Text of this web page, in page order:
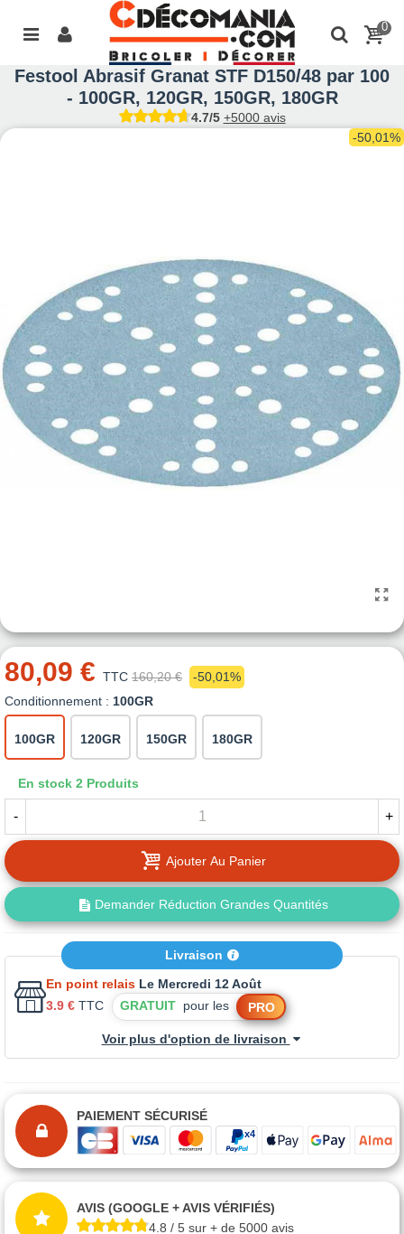
0
Festool Abrasif Granat STF D150/48 par 100
- 100GR, 120GR, 150GR, 180GR
4.7/5 +5000 avis
-50,01%
80,09 € TTC 160,20 €
-50,01%
Conditionnement : 100GR
100GR 120GR 150GR 180GR
En stock 2 Produits
- +
Ajouter Au Panier
Demander Réduction Grandes Quantités
Livraison
En point relais Le Mercredi 12 Août
3.9 € TTC GRATUIT pour les PRO
Voir plus d'option de livraison
PAIEMENT SÉCURISÉ
AVIS (GOOGLE + AVIS VÉRIFIÉS)
4.8 / 5 sur + de 5000 avis